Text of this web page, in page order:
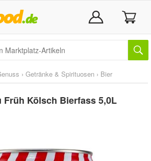
› Getränke & Spirituosen › Bier
Früh Kölsch Bierfass 5,0L